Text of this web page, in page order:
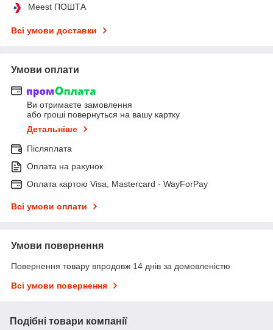
Meest ПОШТА
Всі умови доставки
Умови оплати
Ви отримаєте замовлення
або гроші повернуться на вашу картку
Детальніше
Післяплата
Оплата на рахунок
Оплата картою Visa, Mastercard - WayForPay
Всі умови оплати
Умови повернення
Повернення товару впродовж 14 днів за домовленістю
Всі умови повернення
Подібні товари компанії